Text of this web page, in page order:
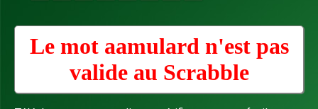
Le mot aamulard n'est pas
valide au Scrabble